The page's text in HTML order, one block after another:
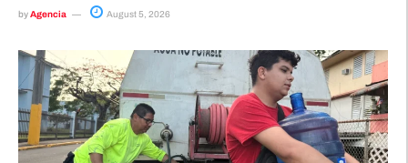
byAgencia August 5, 2026